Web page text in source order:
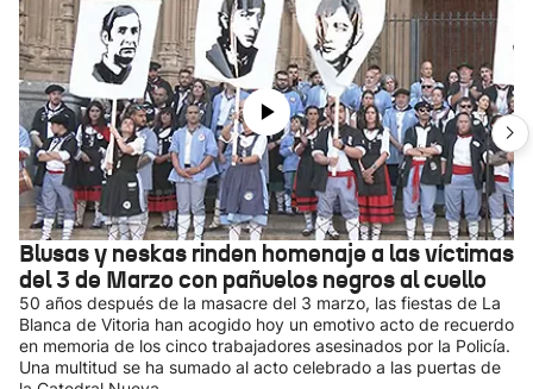
Blusas y neskas rinden homenaje a las víctimas
del 3 de Marzo con pañuelos negros al cuello
50 años después de la masacre del 3 marzo, las fiestas de La
Blanca de Vitoria han acogido hoy un emotivo acto de recuerdo
en memoria de los cinco trabajadores asesinados por la Policía.
Una multitud se ha sumado al acto celebrado a las puertas de